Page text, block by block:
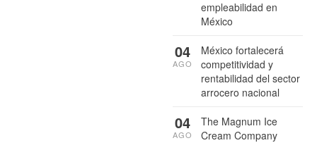
empleabilidad en
México
México fortalecerá
competitividad y
rentabilidad del sector
arrocero nacional
04
AGO
The Magnum Ice
Cream Company
04
AGO